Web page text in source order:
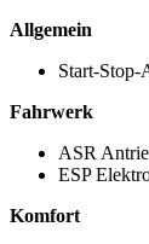
Allgemein
Start-Stop-
Fahrwerk
ASR
ESP
Komfort